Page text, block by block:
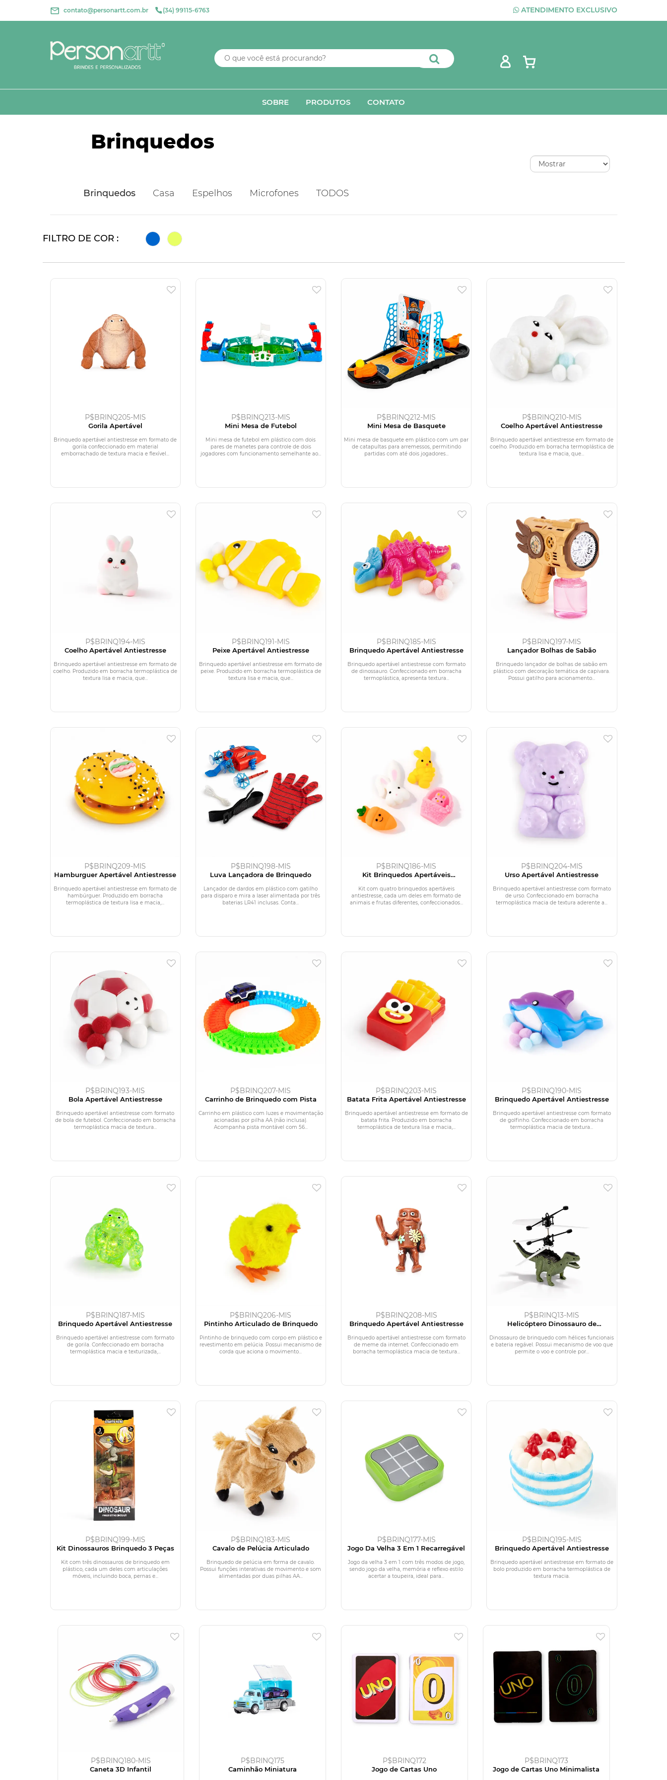
contato@personartt.com.br (34) 99115-6763 ATENDIMENTO EXCLUSIVO
SOBRE PRODUTOS CONTATO
Brinquedos
Brinquedos Casa Espelhos Microfones TODOS
FILTRO DE COR :
P$BRINQ205-MIS
Gorila Apertável
Brinquedo apertável antiestresse em formato de
gorila confeccionado em material
emborrachado de textura macia e flexível...
P$BRINQ213-MIS
Mini Mesa de Futebol
Mini mesa de futebol em plástico com dois
pares de manetes para controle de dois
jogadores com funcionamento semelhante ao...
P$BRINQ212-MIS
Mini Mesa de Basquete
Mini mesa de basquete em plástico com um par
de catapultas para arremessos, permitindo
partidas com até dois jogadores...
P$BRINQ210-MIS
Coelho Apertável Antiestresse
Brinquedo apertável antiestresse em formato de
coelho. Produzido em borracha termoplástica de
textura lisa e macia, que...
P$BRINQ194-MIS
Coelho Apertável Antiestresse
Brinquedo apertável antiestresse em formato de
coelho. Produzido em borracha termoplástica de
textura lisa e macia, que...
P$BRINQ191-MIS
Peixe Apertável Antiestresse
Brinquedo apertável antiestresse em formato de
peixe. Produzido em borracha termoplástica de
textura lisa e macia, que...
P$BRINQ185-MIS
Brinquedo Apertável Antiestresse
Brinquedo apertável antiestresse com formato
de dinossauro. Confeccionado em borracha
termoplástica, apresenta textura...
P$BRINQ197-MIS
Lançador Bolhas de Sabão
Brinquedo lançador de bolhas de sabão em
plástico com decoração temática de capivara.
Possui gatilho para acionamento...
P$BRINQ209-MIS
Hamburguer Apertável Antiestresse
Brinquedo apertável antiestresse em formato de
hambúrguer. Produzido em borracha
termoplástica de textura lisa e macia,...
P$BRINQ198-MIS
Luva Lançadora de Brinquedo
Lançador de dardos em plástico com gatilho
para disparo e mira a laser alimentada por três
baterias LR41 inclusas. Conta...
P$BRINQ186-MIS
Kit Brinquedos Apertáveis
Kit com quatro brinquedos apertáveis
antiestresse, cada um deles em formato de
animais e frutas diferentes, confeccionados...
P$BRINQ204-MIS
Urso Apertável Antiestresse
Brinquedo apertável antiestresse com formato
de urso. Confeccionado em borracha
termoplástica macia de textura aderente a...
P$BRINQ193-MIS
Bola Apertável Antiestresse
Brinquedo apertável antiestresse com formato
de bola de futebol. Confeccionado em borracha
termoplástica macia de textura...
P$BRINQ207-MIS
Carrinho de Brinquedo com Pista
Carrinho em plástico com luzes e movimentação
acionadas por pilha AA (não inclusa).
Acompanha pista montável com 56...
P$BRINQ203-MIS
Batata Frita Apertável Antiestresse
Brinquedo apertável antiestresse em formato de
batata frita. Produzido em borracha
termoplástica de textura lisa e macia,...
P$BRINQ190-MIS
Brinquedo Apertável Antiestresse
Brinquedo apertável antiestresse com formato
de golfinho. Confeccionado em borracha
termoplástica macia de textura...
P$BRINQ187-MIS
Brinquedo Apertável Antiestresse
Brinquedo apertável antiestresse com formato
de gorila. Confeccionado em borracha
termoplástica macia e texturizada,...
P$BRINQ206-MIS
Pintinho Articulado de Brinquedo
Pintinho de brinquedo com corpo em plástico e
revestimento em pelúcia. Possui mecanismo de
corda que aciona o movimento...
P$BRINQ208-MIS
Brinquedo Apertável Antiestresse
Brinquedo apertável antiestresse com formato
de meme da internet. Confeccionado em
borracha termoplástica macia de textura...
P$BRINQ13-MIS
Helicóptero Dinossauro de
Dinossauro de brinquedo com hélices funcionais
e bateria regável. Possui mecanismo de voo que
permite o voo e controle por...
P$BRINQ199-MIS
Kit Dinossauros Brinquedo 3 Peças
Kit com três dinossauros de brinquedo em
plástico, cada um deles com articulações
móveis, incluindo boca, pernas e...
P$BRINQ183-MIS
Cavalo de Pelúcia Articulado
Brinquedo de pelúcia em forma de cavalo.
Possui funções interativas de movimento e som
alimentadas por duas pilhas AA...
P$BRINQ177-MIS
Jogo Da Velha 3 Em 1 Recarregável
Jogo da velha 3 em 1 com três modos de jogo,
sendo jogo da velha, memória e reflexo estilo
acertar a toupeira, ideal para...
P$BRINQ195-MIS
Brinquedo Apertável Antiestresse
Brinquedo apertável antiestresse em formato de
bolo produzido em borracha termoplástica de
textura macia.
P$BRINQ180-MIS
Caneta 3D Infantil
P$BRINQ175
Caminhão Miniatura
P$BRINQ172
Jogo de Cartas Uno
P$BRINQ173
Jogo de Cartas Uno Minimalista